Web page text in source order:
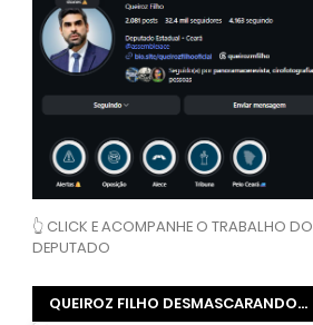
👆 CLICK E ACOMPANHE O TRABALHO DO
DEPUTADO
QUEIROZ FILHO DESMASCARANDO...